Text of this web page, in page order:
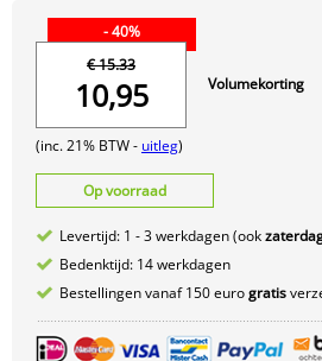
- 40%
€ 15.33
10,95
(inc. 21% BTW - uitleg)
Volumekorting
Op voorraad
Levertijd: 1 - 3 werkdagen (ook
Bedenktijd: 14 werkdagen
Bestellingen vanaf 150 eurogratis